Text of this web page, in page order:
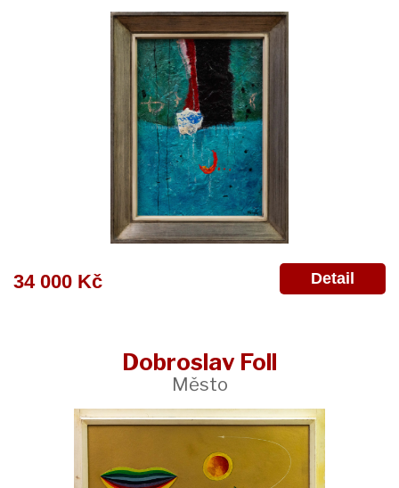
34 000 Kč Detail
Dobroslav Foll
Město